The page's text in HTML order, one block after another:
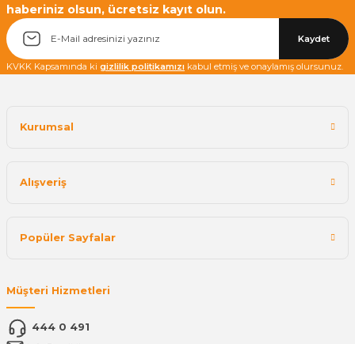
Yetkiliye Gönder
haberiniz olsun, ücretsiz kayıt olun.
Kaydet
KVKK Kapsamında ki gizlilik politikamızı kabul etmiş ve onaylamış olursunuz.
Kurumsal
Alışveriş
Popüler Sayfalar
Müşteri Hizmetleri
444 0 491